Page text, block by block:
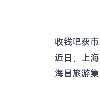
收钱吧获
近日，上
海昌旅游